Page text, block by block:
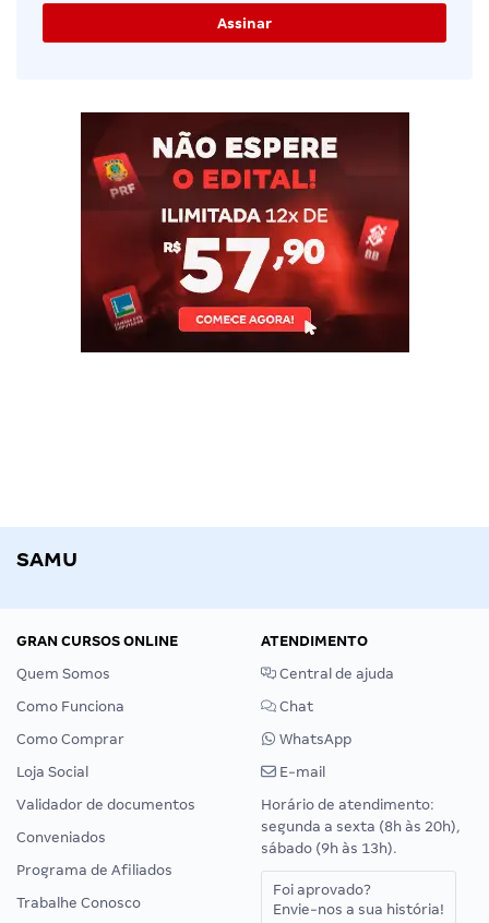
SAMU
GRAN CURSOS ONLINE
Quem Somos
Como Funciona
Como Comprar
Loja Social
Validador de documentos
Conveniados
Programa de Afiliados
Trabalhe Conosco
ATENDIMENTO
Central de ajuda
Chat
WhatsApp
E-mail
Horário de atendimento:
segunda a sexta (8h às 20h),
sábado (9h às 13h).
Foi aprovado?
Envie-nos a sua história!